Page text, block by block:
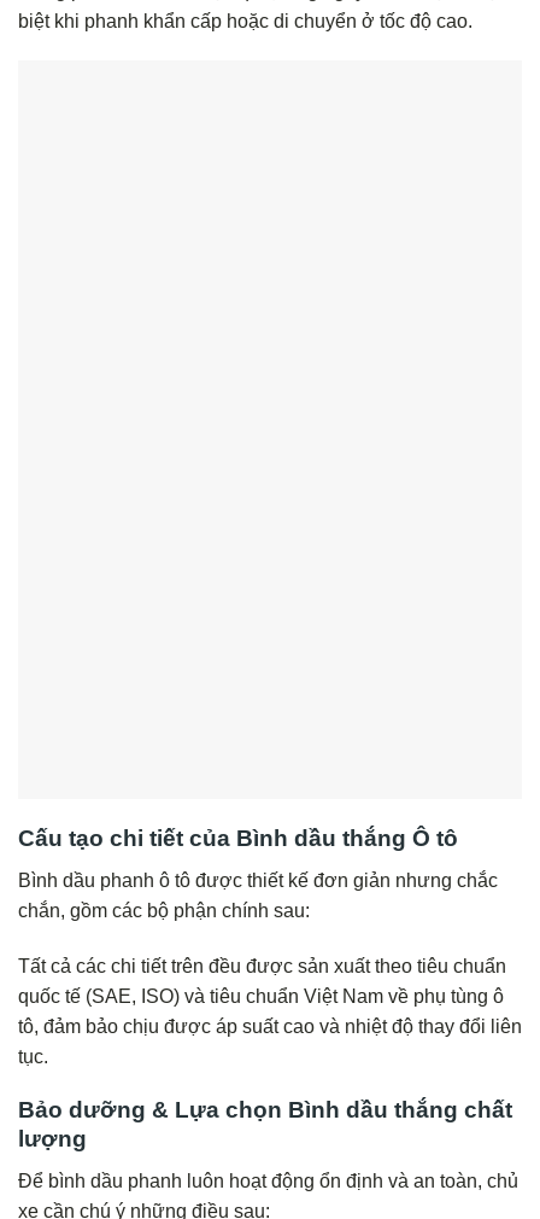
biệt khi phanh khẩn cấp hoặc di chuyển ở tốc độ cao.
Cấu tạo chi tiết của Bình dầu thắng Ô tô
Bình dầu phanh ô tô được thiết kế đơn giản nhưng chắc
chắn, gồm các bộ phận chính sau:
Tất cả các chi tiết trên đều được sản xuất theo tiêu chuẩn
quốc tế (SAE, ISO) và tiêu chuẩn Việt Nam về phụ tùng ô
tô, đảm bảo chịu được áp suất cao và nhiệt độ thay đổi liên
tục.
Bảo dưỡng & Lựa chọn Bình dầu thắng chất
lượng
Để bình dầu phanh luôn hoạt động ổn định và an toàn, chủ
xe cần chú ý những điều sau: